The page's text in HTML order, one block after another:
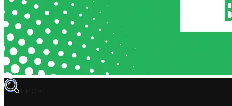
TROVIT